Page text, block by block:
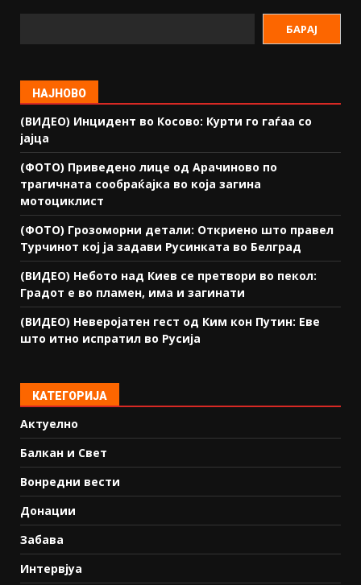
БАРАЈ
НАЈНОВО
(ВИДЕО) Инцидент во Косово: Курти го гаѓаа со
јајца
(ФОТО) Приведено лице од Арачиново по
трагичната сообраќајка во која загина
мотоциклист
(ФОТО) Грозоморни детали: Откриено што правел
Турчинот кој ја задави Русинката во Белград
(ВИДЕО) Небото над Киев се претвори во пекол:
Градот е во пламен, има и загинати
(ВИДЕО) Неверојатен гест од Ким кон Путин: Еве
што итно испратил во Русија
КАТЕГОРИЈА
Актуелно
Балкан и Свет
Вонредни вести
Донации
Забава
Интервјуа